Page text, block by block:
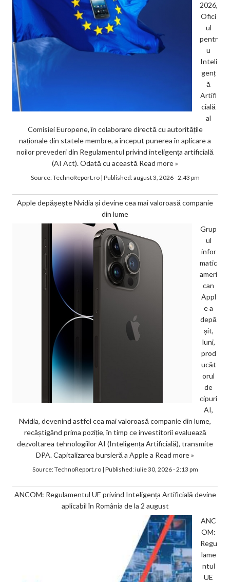
2026,
Ofici
ul
pentr
u
Inteli
genț
ă
Artifi
cială
al
Comisiei Europene, în colaborare directă cu autoritățile
naționale din statele membre, a început punerea în aplicare a
noilor prevederi din Regulamentul privind inteligența artificială
(AI Act). Odată cu această Read more »
Source:TechnoReport.ro| Published:august 3, 2026 - 2:43 pm
Apple depășește Nvidia și devine cea mai valoroasă companie
din lume
Grup
ul
infor
matic
ameri
can
Appl
e a
depă
șit,
luni,
prod
ucăt
orul
de
cipuri
AI,
Nvidia, devenind astfel cea mai valoroasă companie din lume,
recâștigând prima poziție, în timp ce investitorii evaluează
dezvoltarea tehnologiilor AI (Inteligența Artificială), transmite
DPA. Capitalizarea bursieră a Apple a Read more »
Source:TechnoReport.ro| Published:iulie 30, 2026 - 2:13 pm
ANCOM: Regulamentul UE privind Inteligența Artificială devine
aplicabil în România de la 2 august
ANC
OM:
Regu
lame
ntul
UE